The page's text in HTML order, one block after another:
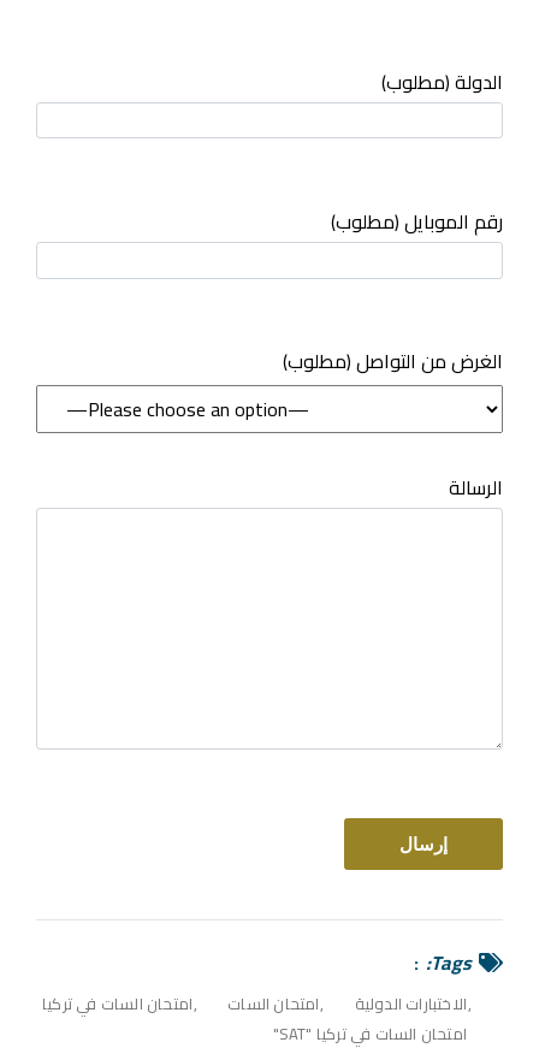
الدولة (مطلوب)
رقم الموبايل (مطلوب)
(مطلوب) الغرض من التواصل
الرسالة
Tags:
الاختبارات الدولية امتحان السات
امتحان السات في تركيا
امتحان السات في تركيا "SAT"